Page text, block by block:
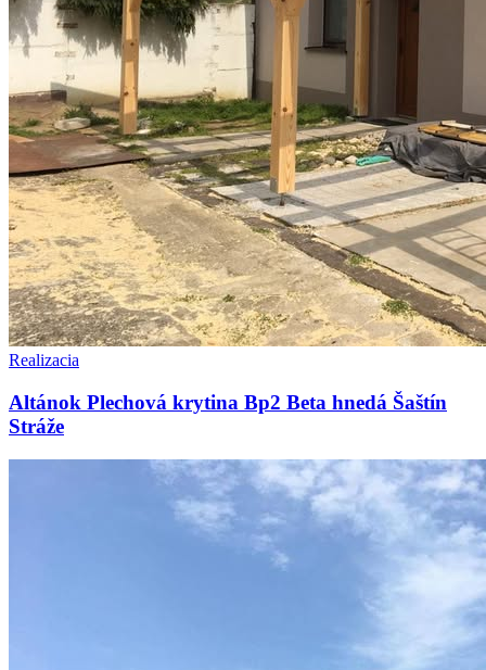
Realizacia
Altánok Plechová krytina Bp2 Beta hnedá Šaštín
Stráže